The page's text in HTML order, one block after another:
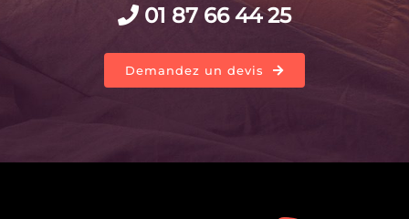
01 87 66 44 25
Demandez un devis